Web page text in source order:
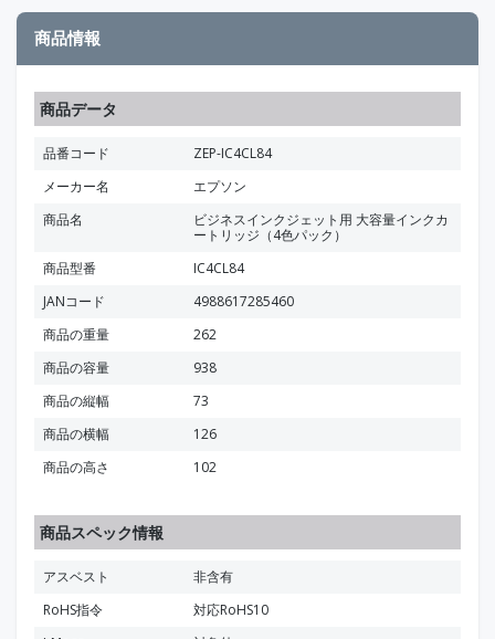
商品情報
商品データ
品番コード
ZEP-IC4CL84
メーカー名
エプソン
商品名
ビジネスインクジェット用 大容量インクカ
ートリッジ（4色パック）
商品型番
IC4CL84
JANコード
4988617285460
商品の重量
262
商品の容量
938
商品の縦幅
73
商品の横幅
126
商品の高さ
102
商品スペック情報
アスベスト
非含有
RoHS指令
対応RoHS10